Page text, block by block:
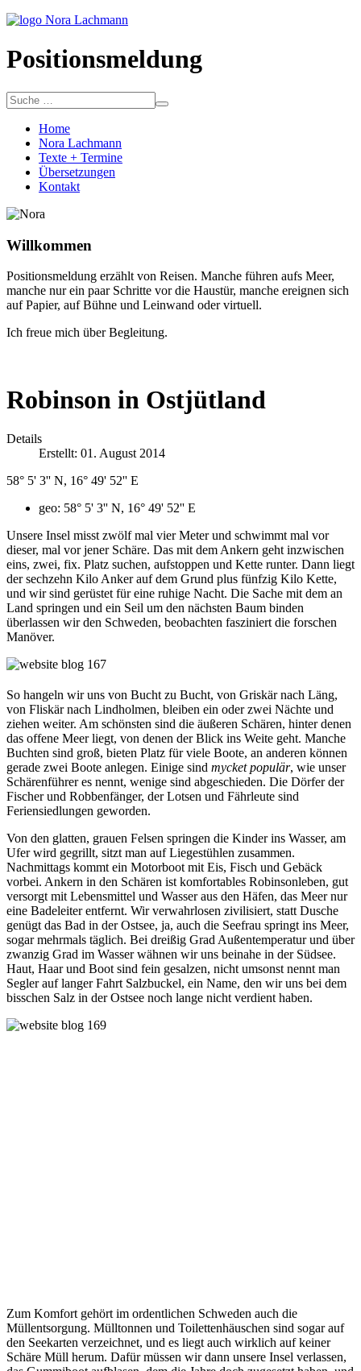
Positionsmeldung
Home
Nora Lachmann
Texte + Termine
Übersetzungen
Kontakt
Willkommen
Positionsmeldung erzählt von Reisen. Manche führen aufs Meer,
manche nur ein paar Schritte vor die Haustür, manche ereignen sich
auf Papier, auf Bühne und Leinwand oder virtuell.
Ich freue mich über Begleitung.
Robinson in Ostjütland
Details
Erstellt: 01. August 2014
58° 5' 3'' N, 16° 49' 52'' E
geo: 58° 5' 3'' N, 16° 49' 52'' E
Unsere Insel misst zwölf mal vier Meter und schwimmt mal vor
dieser, mal vor jener Schäre. Das mit dem Ankern geht inzwischen
eins, zwei, fix. Platz suchen, aufstoppen und Kette runter. Dann liegt
der sechzehn Kilo Anker auf dem Grund plus fünfzig Kilo Kette,
und wir sind gerüstet für eine ruhige Nacht. Die Sache mit dem an
Land springen und ein Seil um den nächsten Baum binden
überlassen wir den Schweden, beobachten fasziniert die forschen
Manöver.
So hangeln wir uns von Bucht zu Bucht, von Griskär nach Läng,
von Fliskär nach Lindholmen, bleiben ein oder zwei Nächte und
ziehen weiter. Am schönsten sind die äußeren Schären, hinter denen
das offene Meer liegt, von denen der Blick ins Weite geht. Manche
Buchten sind groß, bieten Platz für viele Boote, an anderen können
gerade zwei Boote anlegen. Einige sind mycket populär, wie unser
Schärenführer es nennt, wenige sind abgeschieden. Die Dörfer der
Fischer und Robbenfänger, der Lotsen und Fährleute sind
Feriensiedlungen geworden.
Von den glatten, grauen Felsen springen die Kinder ins Wasser, am
Ufer wird gegrillt, sitzt man auf Liegestühlen zusammen.
Nachmittags kommt ein Motorboot mit Eis, Fisch und Gebäck
vorbei. Ankern in den Schären ist komfortables Robinsonleben, gut
versorgt mit Lebensmittel und Wasser aus den Häfen, das Meer nur
eine Badeleiter entfernt. Wir verwahrlosen zivilisiert, statt Dusche
genügt das Bad in der Ostsee, ja, auch die Seefrau springt ins Meer,
sogar mehrmals täglich. Bei dreißig Grad Außentemperatur und über
zwanzig Grad im Wasser wähnen wir uns beinahe in der Südsee.
Haut, Haar und Boot sind fein gesalzen, nicht umsonst nennt man
Segler auf langer Fahrt Salzbuckel, ein Name, den wir uns bei dem
bisschen Salz in der Ostsee noch lange nicht verdient haben.
Zum Komfort gehört im ordentlichen Schweden auch die
Müllentsorgung. Mülltonnen und Toilettenhäuschen sind sogar auf
den Seekarten verzeichnet, und es liegt auch wirklich auf keiner
Schäre Müll herum. Dafür müssen wir dann unsere Insel verlassen,